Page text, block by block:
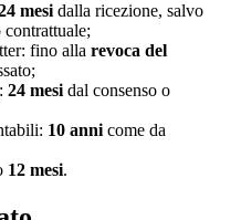
mesi dalla ricezione, salvo
fino alla revoca del
24 mesi dal consenso o
10 anni come da
12 mesi.